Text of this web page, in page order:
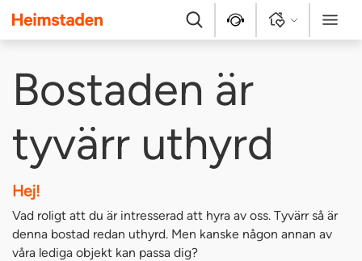
Heimstaden
Sök Kontakt Logga in Meny
Bostaden är
tyvärr uthyrd
Hej!
Vad roligt att du är intresserad att hyra av oss. Tyvärr så är
denna bostad redan uthyrd. Men kanske någon annan av
våra lediga objekt kan passa dig?